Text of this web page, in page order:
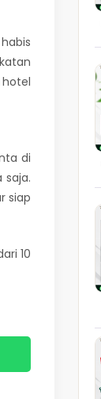
di
saja.
siap
10